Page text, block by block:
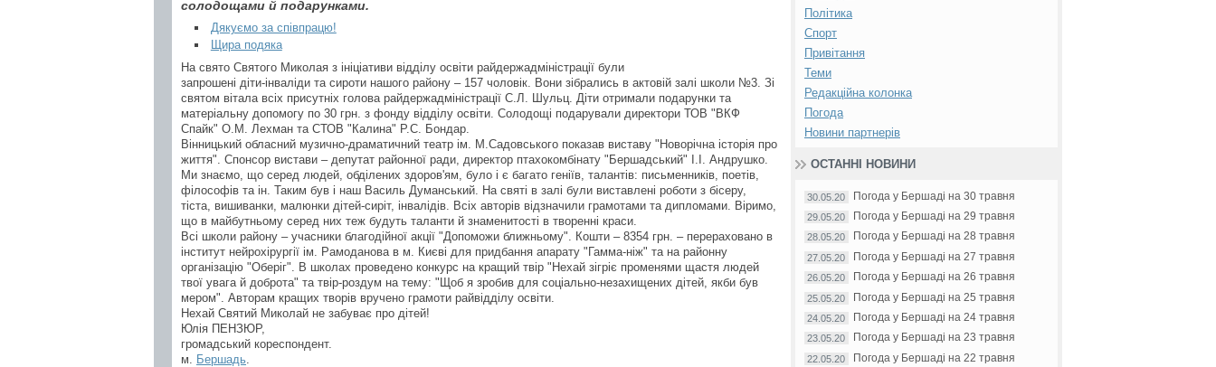
солодощами й подарунками.
Дякуємо за співпрацю!
Щира подяка
На свято Святого Миколая з ініціативи відділу освіти райдержадміністрації були
запрошені діти-інваліди та сироти нашого району – 157 чоловік. Вони зібрались в актовій залі школи №3. Зі
святом вітала всіх присутніх голова райдержадміністрації С.Л. Шульц. Діти отримали подарунки та
матеріальну допомогу по 30 грн. з фонду відділу освіти. Солодощі подарували директори ТОВ "ВКФ
Спайк" О.М. Лехман та СТОВ "Калина" Р.С. Бондар.
Вінницький обласний музично-драматичний театр ім. М.Садовського показав виставу "Новорічна історія про
життя". Спонсор вистави – депутат районної ради, директор птахокомбінату "Бершадський" І.І. Андрушко.
Ми знаємо, що серед людей, обділених здоров'ям, було і є багато геніїв, талантів: письменників, поетів,
філософів та ін. Таким був і наш Василь Думанський. На святі в залі були виставлені роботи з бісеру,
тіста, вишиванки, малюнки дітей-сиріт, інвалідів. Всіх авторів відзначили грамотами та дипломами. Віримо,
що в майбутньому серед них теж будуть таланти й знаменитості в творенні краси.
Всі школи району – учасники благодійної акції "Допоможи ближньому". Кошти – 8354 грн. – перераховано в
інститут нейрохірургії ім. Рамоданова в м. Києві для придбання апарату "Гамма-ніж" та на районну
організацію "Оберіг". В школах проведено конкурс на кращий твір "Нехай зігріє променями щастя людей
твої увага й доброта" та твір-роздум на тему: "Щоб я зробив для соціально-незахищених дітей, якби був
мером". Авторам кращих творів вручено грамоти райвідділу освіти.
Нехай Святий Миколай не забуває про дітей!
Юлія ПЕНЗЮР,
громадський кореспондент.
м. Бершадь
Політика
Спорт
Привітання
Теми
Редакційна колонка
Погода
Новини партнерів
ОСТАННІ НОВИНИ
30.05.20 Погода у Бершаді на 30 травня
29.05.20 Погода у Бершаді на 29 травня
28.05.20 Погода у Бершаді на 28 травня
27.05.20 Погода у Бершаді на 27 травня
26.05.20 Погода у Бершаді на 26 травня
25.05.20 Погода у Бершаді на 25 травня
24.05.20 Погода у Бершаді на 24 травня
23.05.20 Погода у Бершаді на 23 травня
22.05.20 Погода у Бершаді на 22 травня